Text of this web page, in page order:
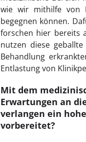
wie wir mithilfe von
begegnen können.
forschen hier bereits
nutzen diese
Behandlung
Entlastung von
Mit dem
Erwartungen an
verlangen ein
vorbereitet?